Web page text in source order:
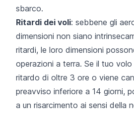
sbarco.
Ritardi dei voli: sebbene gli
dimensioni non siano
ritardi, le loro dimensioni
operazioni a terra. Se il tuo
ritardo di oltre 3 ore o viene
preavviso inferiore a 14 giorni,
a un risarcimento ai sensi della